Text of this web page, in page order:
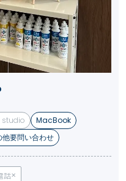
studio
MacBook
他要問い合わせ
話